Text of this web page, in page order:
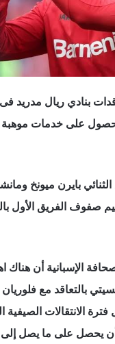
بنادي ريال
على خدمات
بايرن ميونخ
صفوف الفريق الأول
الإسبانية أن هناك
بالتعاقد مع
الانتقالات الصيفية